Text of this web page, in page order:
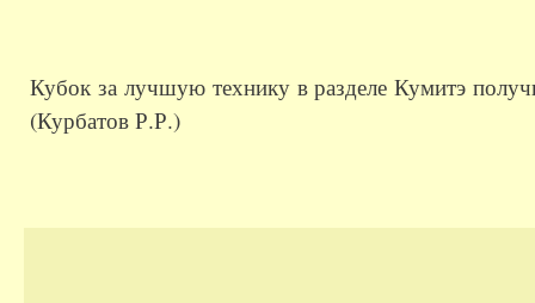
Кубок за лучшую технику в разделе Кумитэ
(Курбатов Р.Р.)